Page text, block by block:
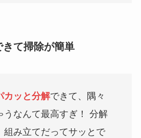
て掃除が簡単
カッと分解できて、隅々
うなんて最高すぎ！ 分解
組み立てだってサッとで